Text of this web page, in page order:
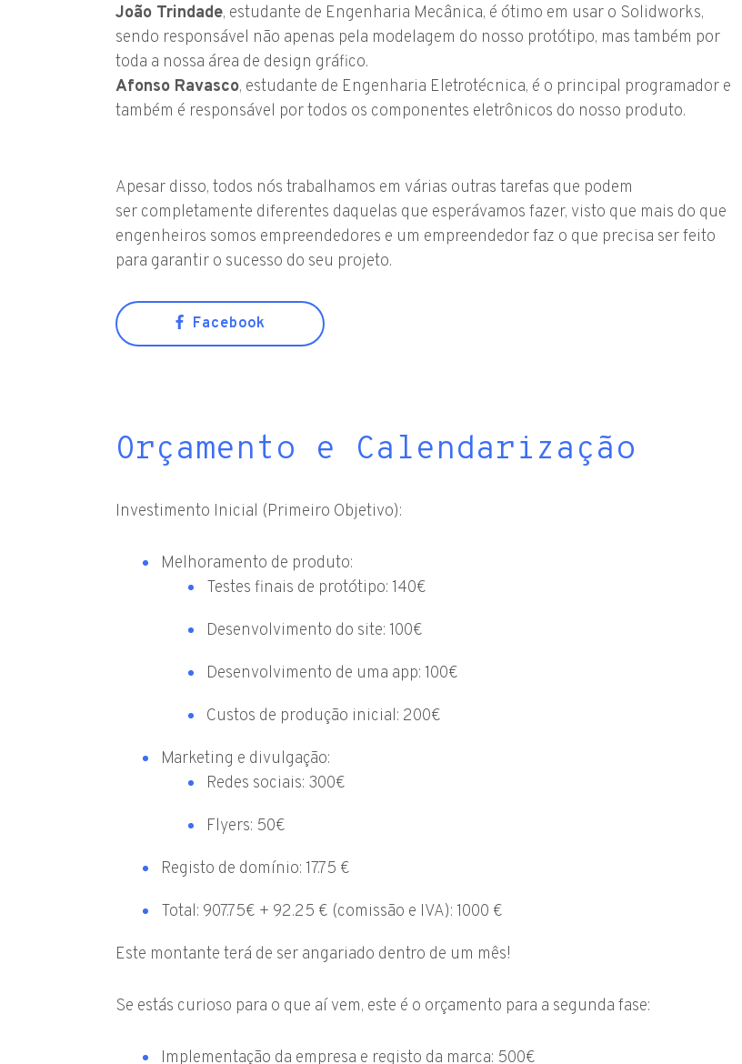
João Trindade, estudante de Engenharia Mecânica, é ótimo em usar o Solidworks,
sendo responsável não apenas pela modelagem do nosso protótipo, mas também por
toda a nossa área de design gráfico.
Afonso Ravasco, estudante de Engenharia Eletrotécnica, é o principal programador e
também é responsável por todos os componentes eletrônicos do nosso produto.
Apesar disso, todos nós trabalhamos em várias outras tarefas que podem
ser completamente diferentes daquelas que esperávamos fazer, visto que mais do que
engenheiros somos empreendedores e um empreendedor faz o que precisa ser feito
para garantir o sucesso do seu projeto.
Facebook
Orçamento e Calendarização
Investimento Inicial (Primeiro Objetivo):
Melhoramento de produto:
Testes finais de protótipo: 140€
Desenvolvimento do site: 100€
Desenvolvimento de uma app: 100€
Custos de produção inicial: 200€
Marketing e divulgação:
Redes sociais: 300€
Flyers: 50€
Registo de domínio: 17.75 €
Total: 907.75€ + 92.25 € (comissão e IVA): 1000 €
Este montante terá de ser angariado dentro de um mês!
Se estás curioso para o que aí vem, este é o orçamento para a segunda fase:
Implementação da empresa e registo da marca: 500€